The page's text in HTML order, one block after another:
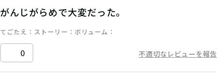
がんじがらめで大変だった。
てごたえ ストーリー ボリューム
0 不適切なレビューを報告